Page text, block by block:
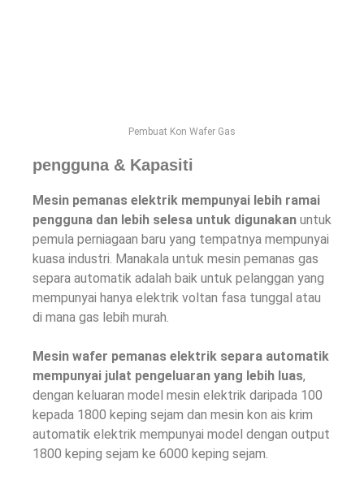
Pembuat Kon Wafer Gas
pengguna & Kapasiti
Mesin pemanas elektrik mempunyai lebih ramai
pengguna dan lebih selesa untuk digunakan untuk
pemula perniagaan baru yang tempatnya mempunyai
kuasa industri. Manakala untuk mesin pemanas gas
separa automatik adalah baik untuk pelanggan yang
mempunyai hanya elektrik voltan fasa tunggal atau
di mana gas lebih murah.
Mesin wafer pemanas elektrik separa automatik
mempunyai julat pengeluaran yang lebih luas,
dengan keluaran model mesin elektrik daripada 100
kepada 1800 keping sejam dan mesin kon ais krim
automatik elektrik mempunyai model dengan output
1800 keping sejam ke 6000 keping sejam.